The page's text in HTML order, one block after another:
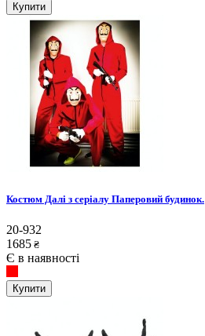
Купити
Костюм Далі з серіалу Паперовий будинок.
20-932
1685 ₴
Є в наявності
Купити